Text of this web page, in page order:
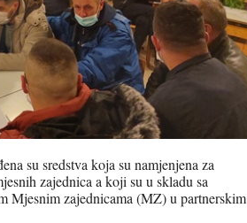
su sredstva koja su namjenjena za
zajednica a koji su u skladu sa
Mjesnim zajednicama (MZ) u partnerskim